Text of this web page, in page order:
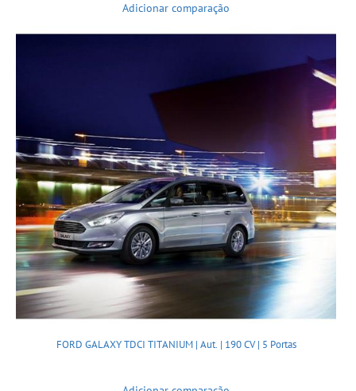
Adicionar comparação
FORD GALAXY TDCI TITANIUM | Aut. | 190 CV | 5 Portas